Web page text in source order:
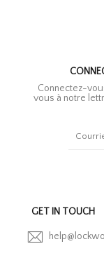
Connectez-
vous à notre
GET IN TOUCH